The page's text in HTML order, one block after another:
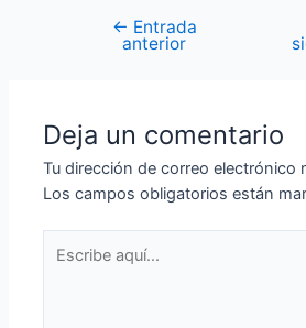
← Entrada
anterior
Deja un comentario
Tu dirección de correo electrónico
Los campos obligatorios están